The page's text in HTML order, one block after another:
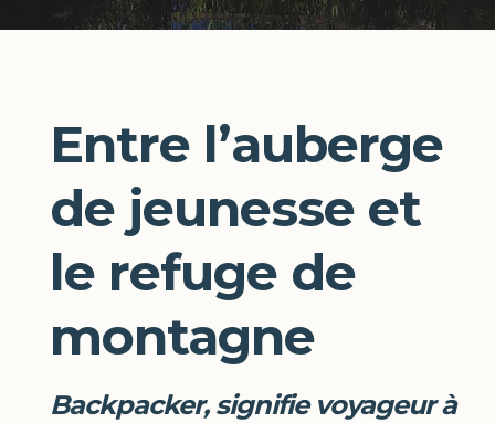
Entre l’auberge
de jeunesse et
le refuge de
montagne
Backpacker, signifie voyageur à